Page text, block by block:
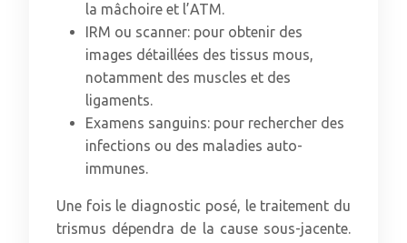
la mâchoire et l’ATM.
IRM ou scanner: pour obtenir des
images détaillées des tissus mous,
notamment des muscles et des
ligaments.
Examens sanguins: pour rechercher des
infections ou des maladies auto-
immunes.
Une fois le diagnostic posé, le traitement du
trismus dépendra de la cause sous-jacente.